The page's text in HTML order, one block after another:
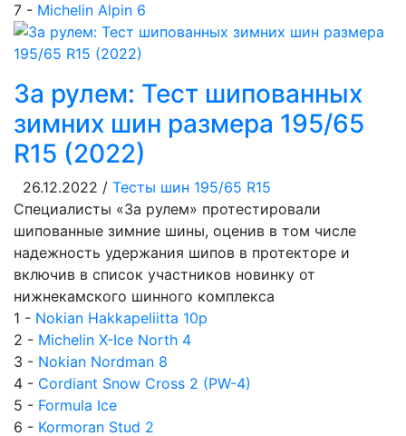
7 - Michelin Alpin 6
За рулем: Тест шипованных
зимних шин размера 195/65
R15 (2022)
26.12.2022 / Тесты шин 195/65 R15
Специалисты «За рулем» протестировали
шипованные зимние шины, оценив в том числе
надежность удержания шипов в протекторе и
включив в список участников новинку от
нижнекамского шинного комплекса
1 - Nokian Hakkapeliitta 10p
2 - Michelin X-Ice North 4
3 - Nokian Nordman 8
4 - Cordiant Snow Cross 2 (PW-4)
5 - Formula Ice
6 - Kormoran Stud 2